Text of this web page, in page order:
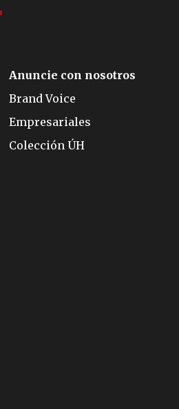
Anuncie con nosotros
Brand Voice
Empresariales
Colección ÚH